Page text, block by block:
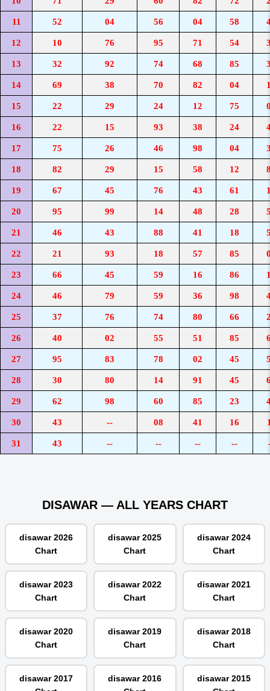
11 52 04 56 04 58
12 10 76 95 71 54
13 32 92 74 68 85
14 69 38 70 82 04
15 22 29 24 12 75
16 22 15 93 38 24
17 75 26 46 98 04
18 82 29 15 58 12
19 67 45 76 43 61
20 95 99 14 48 28
21 46 43 88 41 18
22 21 93 18 57 85
23 66 45 59 16 86
24 46 79 59 36 98
25 37 76 74 80 66
26 40 02 55 51 85
27 95 83 78 02 45
28 30 80 14 91 45
29 62 98 60 85 23
30 43 -- 08 41 16
31 43 -- -- -- --
DISAWAR — ALL YEARS CHART
disawar 2026
Chart
disawar 2025
Chart
disawar 2024
Chart
disawar 2023
Chart
disawar 2022
Chart
disawar 2021
Chart
disawar 2020
Chart
disawar 2019
Chart
disawar 2018
Chart
disawar 2017
disawar 2016
disawar 2015